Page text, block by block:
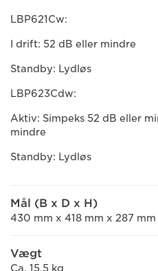
LBP621Cw:
I drift: 52 dB eller mindre
Standby: Lydløs
LBP623Cdw:
Aktiv: Simpeks 52 dB eller
mindre
Standby: Lydløs
Mål (B x D x H)
430 mm x 418 mm x 287 mm
Vægt
Ca. 15,5 kg